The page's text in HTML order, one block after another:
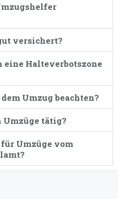
versichert?
eine Halteverbotszone
Umzug beachten?
tätig?
für Umzüge vom